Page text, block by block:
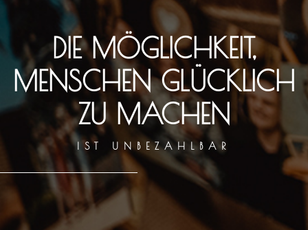
DIE MÖGLICHKEIT,
MENSCHEN GLÜCKLICH
ZU MACHEN
IST UNBEZAHLBAR